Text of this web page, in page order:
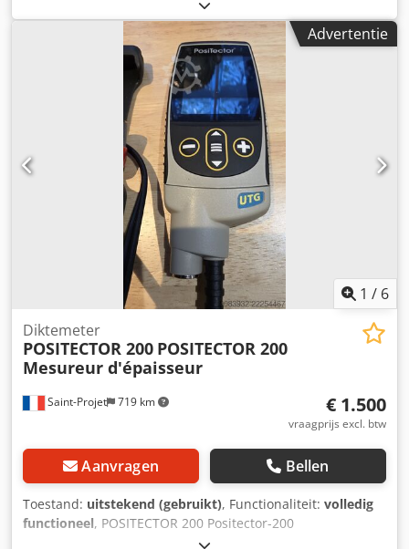
verticale windturbine, maar is slechts enkele uren gebruikt
omdat dit ontwikkelingsstadium is stopgezet. De
schakelkasten zijn door een professioneel bedrijf in
Offenburg afgestemd op, of samengesteld met, de
generator. Dkjdpfjyl Nntsx Ai Ier Ik ben blij als de
apparatuur een nieuwe toepassing vindt. Prijs is
bespreekbaar bij afhalen.
Advertentie
1 / 6
Saint-Projet 719 km
Diktemeter
POSITECTOR 200 POSITECTOR 200
Mesureur d'épaisseur
€ 1.500
vraagprijs excl. btw
Aanvragen Bellen
Toestand: uitstekend (gebruikt), Functionaliteit: volledig
functioneel, POSITECTOR 200 Positector-200
Laagdiktemeter voor hout, beton, kunststof De Positector-